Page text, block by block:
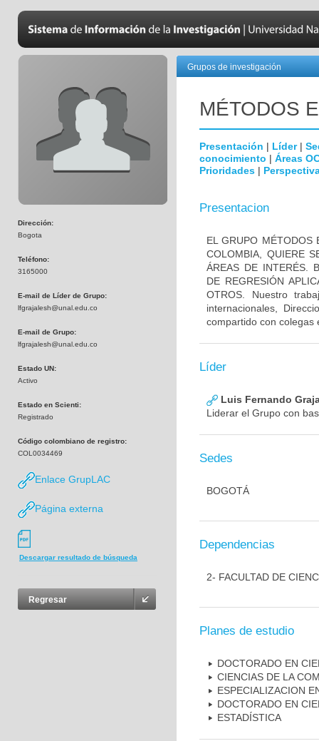
Dirección:
Bogota
Teléfono:
3165000
E-mail de Líder de Grupo:
lfgrajalesh@unal.edu.co
E-mail de Grupo:
lfgrajalesh@unal.edu.co
Estado UN:
Activo
Estado en Scienti:
Registrado
Código colombiano de registro:
COL0034469
Enlace GrupLAC
Página externa
Descargar resultado de búsqueda
Regresar
Grupos de investigación
MÉTODOS
Presentación | Líder|
conocimiento | Áreas
Prioridades |
Presentacion
EL GRUPO MÉTODOS
COLOMBIA, QUIERE
ÁREAS DE INTERÉS.
DE REGRESIÓN
OTROS. Nuestro
internacionales,
compartido con colegas
Líder
Luis Fernando
Liderar el Grupo con
Sedes
BOGOTÁ
Dependencias
2- FACULTAD DE
Planes de estudio
DOCTORADO EN
CIENCIAS DE LA
ESPECIALIZACION
DOCTORADO EN
ESTADÍSTICA